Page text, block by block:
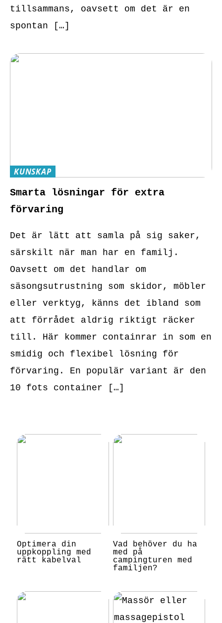
tillsammans, oavsett om det är en
spontan […]
KUNSKAP
Smarta lösningar för extra
förvaring
Det är lätt att samla på sig saker,
särskilt när man har en familj.
Oavsett om det handlar om
säsongsutrustning som skidor, möbler
eller verktyg, känns det ibland som
att förrådet aldrig riktigt räcker
till. Här kommer containrar in som en
smidig och flexibel lösning för
förvaring. En populär variant är den
10 fots container […]
Optimera din
uppkoppling med
rätt kabelval
Vad behöver du ha
med på
campingturen med
familjen?